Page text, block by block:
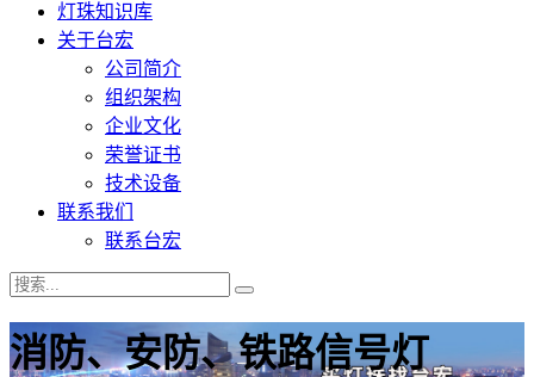
灯珠知识库
关于台宏
公司简介
组织架构
企业文化
荣誉证书
技术设备
联系我们
联系台宏
消防、安防、铁路信号灯